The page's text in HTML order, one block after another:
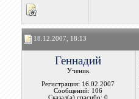
18.12.2007, 18:13
Геннадий
Ученик
Регистрация: 16.02.2007
Сообщений: 106
Сказал(а) спасибо: 0